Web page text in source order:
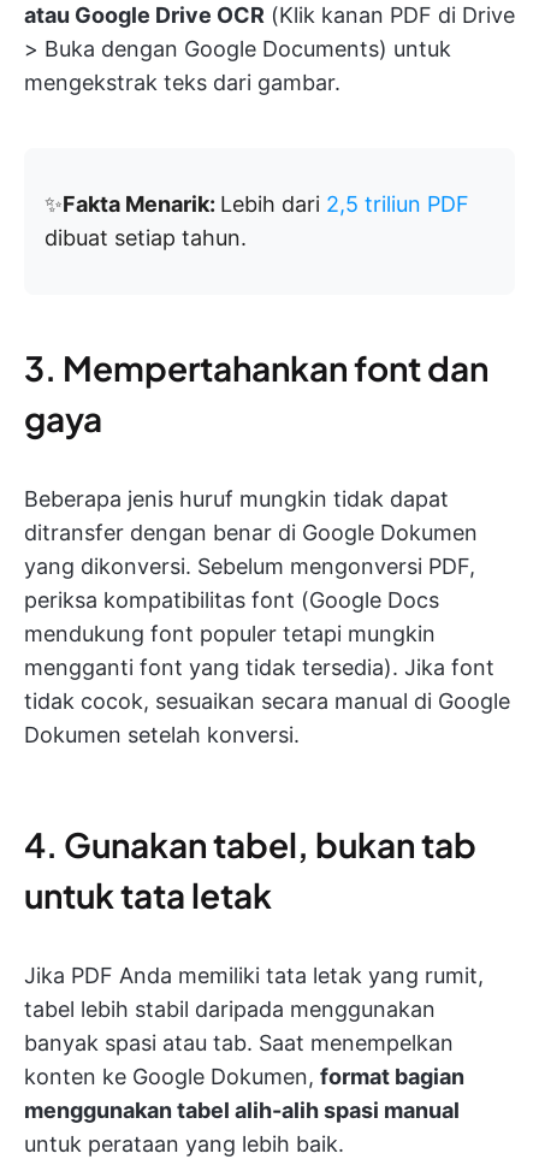
atau Google Drive OCR (Klik kanan PDF di Drive
> Buka dengan Google Documents) untuk
mengekstrak teks dari gambar.
✨Fakta Menarik: Lebih dari 2,5 triliun PDF
dibuat setiap tahun.
3. Mempertahankan font dan
gaya
Beberapa jenis huruf mungkin tidak dapat
ditransfer dengan benar di Google Dokumen
yang dikonversi. Sebelum mengonversi PDF,
periksa kompatibilitas font (Google Docs
mendukung font populer tetapi mungkin
mengganti font yang tidak tersedia). Jika font
tidak cocok, sesuaikan secara manual di Google
Dokumen setelah konversi.
4. Gunakan tabel, bukan tab
untuk tata letak
Jika PDF Anda memiliki tata letak yang rumit,
tabel lebih stabil daripada menggunakan
banyak spasi atau tab. Saat menempelkan
konten ke Google Dokumen, format bagian
menggunakan tabel alih-alih spasi manual
untuk perataan yang lebih baik.